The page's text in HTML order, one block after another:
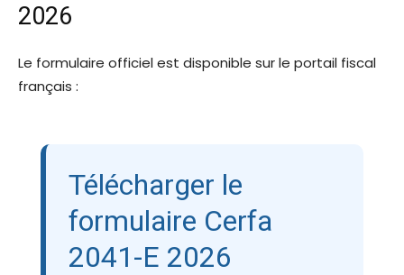
2026
Le formulaire officiel est disponible sur le portail fiscal
français :
Télécharger le
formulaire Cerfa
2041-E 2026